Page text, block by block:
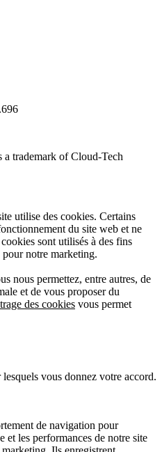
a trademark of Cloud-Tech
utilise des cookies. Certains
du site web et ne
sont utilisés à des fins
notre marketing.
nous permettez, entre autres, de
et de vous proposer du
des cookies vous permet
vous donnez votre accord.
de navigation pour
et les performances de notre site